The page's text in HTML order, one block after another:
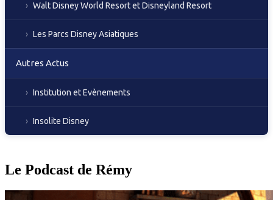
Walt Disney World Resort et Disneyland Resort
Les Parcs Disney Asiatiques
Autres Actus
Institution et Evènements
Insolite Disney
Le Podcast de Rémy